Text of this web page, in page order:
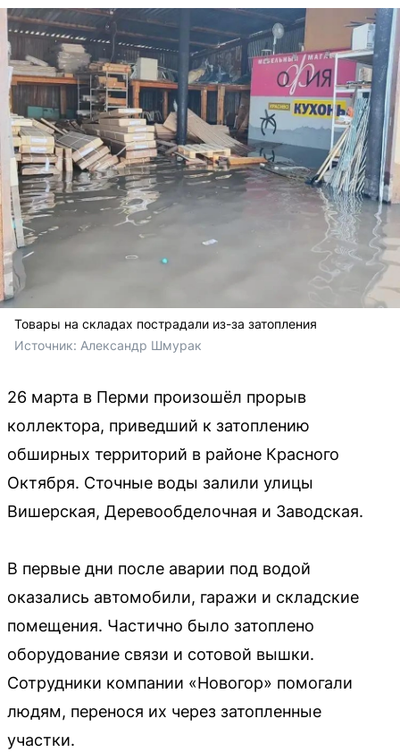
Товары на складах пострадали из-за затопления
Источник: Александр Шмурак
26 марта в Перми произошёл прорыв
коллектора, приведший к затоплению
обширных территорий в районе Красного
Октября. Сточные воды залили улицы
Вишерская, Деревообделочная и Заводская.
В первые дни после аварии под водой
оказались автомобили, гаражи и складские
помещения. Частично было затоплено
оборудование связи и сотовой вышки.
Сотрудники компании «Новогор» помогали
людям, перенося их через затопленные
участки.